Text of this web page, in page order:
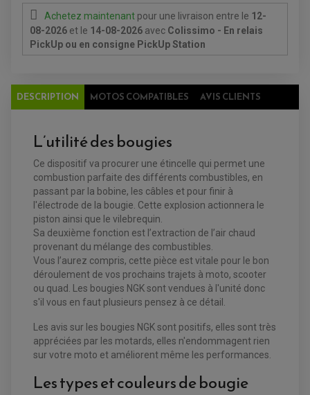
SUPPORT TOP CASE
SUPPORT VALISE LATERAL
TOP CASE ET VALISES
ÉCHAPPEMENT MOTO
BATTERIE
CHARGEUR BATTERIE
CLIGNOTANT MOTO
CLIGNOTANT TYPE ORIGINE
DÉMARREUR
ECLAIRAGE MOTO
FEUX ADDITIONNELS
KIT RECONDITIONNEMENT DEMARREUR
POMPE A ESSENCE
REDRESSEUR / REGULATEUR
STATOR
ENTRETIEN MOTO
ATELIER, PADDOCK, STAND
ANTIPARASITE NGK
FILTRE A HUILE
FILTRE ET ACCESSOIRE ESSENCE
OUTILLAGE
PRODUIT D'ENTRETIEN
ELECTRICITÉ
CHARGEUR DE BATTERIE
REDRESSEUR / RÉGULATEUR
ECLAIRAGE SCOOTER
POMPE A ESSENCE
FREINAGE
DISQUE DE FREIN AVANT
ACCESSOIRE + VISSERIE FREINAGE
DISQUE DE FREIN ARRIERE
PLAQUETTE DE FREIN AVANT
PLAQUETTE DE FREIN ARRIERE
MAÎTRE CYLINDRE
ENTRETIEN QUAD / SSV
BATTERIE
BOUGIE QUAD
COUPE-CONTACT
TRANSMISSION
KIT CHAÎNE
ROULETTE DE CHAÎNE
EMBRAYAGE OFF ROAD
POMPE À EAU BOYESEN
KIT RÉPARATION POMPE A EAU
PIPE D'ADMISSION
RADIATEUR
DURITE RADIATEUR
Achetez maintenant pour une livraison entre le 12-
08-2026 et le 14-08-2026 avec Colissimo - En relais
PickUp ou en consigne PickUp Station
DESCRIPTION MOTOS COMPATIBLES AVIS CLIENTS
L’utilité des bougies
Ce dispositif va procurer une étincelle qui permet une
combustion parfaite des différents combustibles, en
passant par la bobine, les câbles et pour finir à
l'électrode de la bougie. Cette explosion actionnera le
piston ainsi que le vilebrequin.
Sa deuxième fonction est l’extraction de l’air chaud
provenant du mélange des combustibles.
Vous l’aurez compris, cette pièce est vitale pour le bon
déroulement de vos prochains trajets à moto, scooter
ou quad. Les bougies NGK sont vendues à l'unité donc
s'il vous en faut plusieurs pensez à ce détail.
Les avis sur les bougies NGK sont positifs, elles sont très
appréciées par les motards, elles n'endommagent rien
sur votre moto et améliorent même les performances.
Les types et couleurs de bougie